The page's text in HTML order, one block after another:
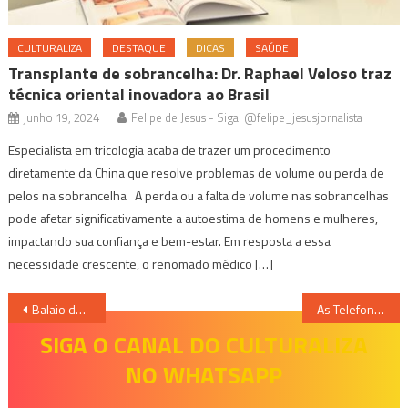
CULTURALIZA DESTAQUE DICAS SAÚDE
Transplante de sobrancelha: Dr. Raphael Veloso traz
técnica oriental inovadora ao Brasil
junho 19, 2024 Felipe de Jesus - Siga: @felipe_jesusjornalista
Especialista em tricologia acaba de trazer um procedimento
diretamente da China que resolve problemas de volume ou perda de
pelos na sobrancelha A perda ou a falta de volume nas sobrancelhas
pode afetar significativamente a autoestima de homens e mulheres,
impactando sua confiança e bem-estar. Em resposta a essa
necessidade crescente, o renomado médico […]
Navegação
Balaio de Bambas convida Bartucada de Diamantina para show As Telefonistas: A luta pela igualdade ainda é a nossa realidade
SIGA O CANAL DO CULTURALIZA
NO WHATSAPP